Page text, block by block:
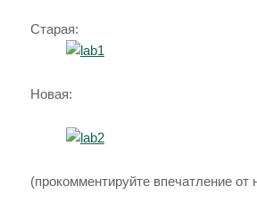
Старая:
Новая:
(прокомментируйте впечатление от